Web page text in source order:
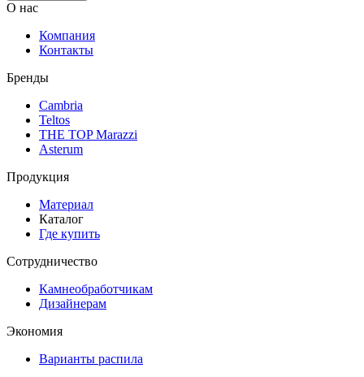
О нас
Компания
Контакты
Бренды
Cambria
Teltos
THE TOP Marazzi
Asterum
Продукция
Материал
Каталог
Где купить
Сотрудничество
Камнеобработчикам
Дизайнерам
Экономия
Варианты распила